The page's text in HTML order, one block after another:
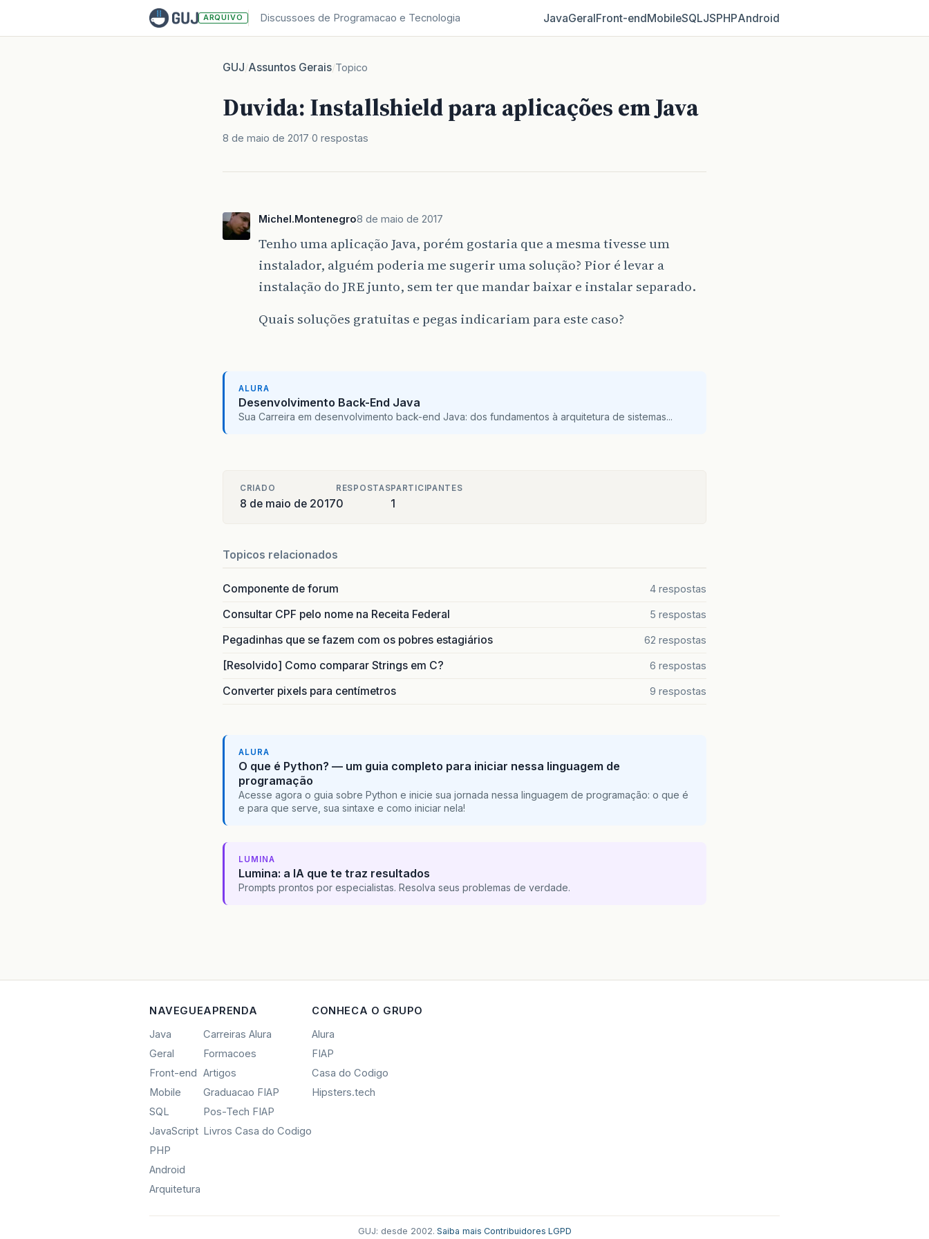
ARQUIVO Discussoes de Programacao e Tecnologia JavaGeralFront‑endMobileSQLJSPHPAndroid
GUJ/Assuntos Gerais/Topico
Duvida: Installshield para aplicações em Java
8 de maio de 2017 0 respostas
Michel.Montenegro8 de maio de 2017
Tenho uma aplicação Java, porém gostaria que a mesma tivesse um
instalador, alguém poderia me sugerir uma solução? Pior é levar a
instalação do JRE junto, sem ter que mandar baixar e instalar separado.
Quais soluções gratuitas e pegas indicariam para este caso?
ALURA
Desenvolvimento Back-End Java
Sua Carreira em desenvolvimento back-end Java: dos fundamentos à arquitetura de sistemas...
CRIADO
8 de maio de 2017
RESPOSTAS
0
PARTICIPANTES
1
Topicos relacionados
Componente de forum 4 respostas
Consultar CPF pelo nome na Receita Federal 5 respostas
Pegadinhas que se fazem com os pobres estagiários 62 respostas
[Resolvido] Como comparar Strings em C? 6 respostas
Converter pixels para centímetros 9 respostas
ALURA
O que é Python? — um guia completo para iniciar nessa linguagem de
programação
Acesse agora o guia sobre Python e inicie sua jornada nessa linguagem de programação: o que é
e para que serve, sua sintaxe e como iniciar nela!
LUMINA
Lumina: a IA que te traz resultados
Prompts prontos por especialistas. Resolva seus problemas de verdade.
NAVEGUE
Java
Geral
Front-end
Mobile
SQL
JavaScript
PHP
Android
Arquitetura
APRENDA
Carreiras Alura
Formacoes
Artigos
Graduacao FIAP
Pos-Tech FIAP
Livros Casa do Codigo
CONHECA O GRUPO
Alura
FIAP
Casa do Codigo
Hipsters.tech
GUJ: desde 2002.·Saiba mais·Contribuidores·LGPD